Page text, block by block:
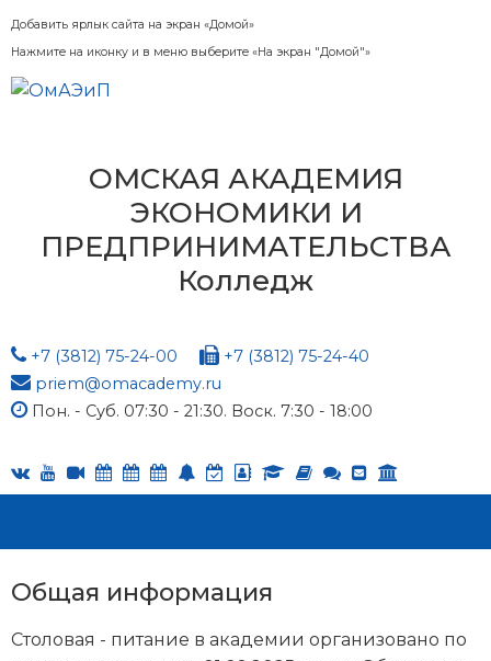
Добавить ярлык сайта на экран «Домой»
Нажмите на иконку и в меню выберите «На экран "Домой"»
ОМСКАЯ АКАДЕМИЯ
ЭКОНОМИКИ И
ПРЕДПРИНИМАТЕЛЬСТВА
Колледж
+7 (3812) 75-24-00
+7 (3812) 75-24-40
priem@omacademy.ru
Пон. - Суб. 07:30 - 21:30. Воск. 7:30 - 18:00
Общая информация
Столовая - питание в академии организовано по